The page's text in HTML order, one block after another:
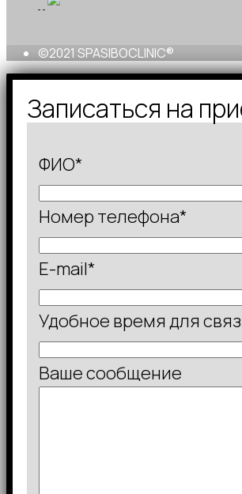
©2021 SPASIBOCLINIC®
Записаться на
ФИО*
Номер телефона*
E-mail*
Удобное время для
Ваше сообщение